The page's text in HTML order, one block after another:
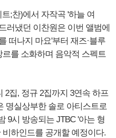
;찬)에서 자작곡 '하늘 여
러냈던 이찬원은 이번 앨범에
떠나지 마요'부터 재즈·블루
르를 소화하며 음악적 스펙트
2집, 정규 2집까지 3연속 하프
명실상부한 솔로 아티스트로
9시 방송되는 JTBC '아는 형
하인드를 공개할 예정이다.